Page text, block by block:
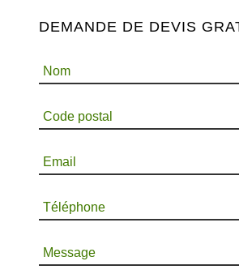
DEMANDE DE DEVIS
Nom
Code postal
Email
Téléphone
Message